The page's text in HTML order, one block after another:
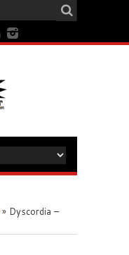
» Dyscordia –